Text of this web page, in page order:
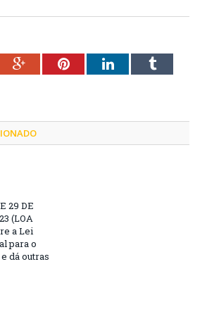
Google+PinterestLinkedInTumblr
29 DE
(LOA
a Lei
para o
dá outras